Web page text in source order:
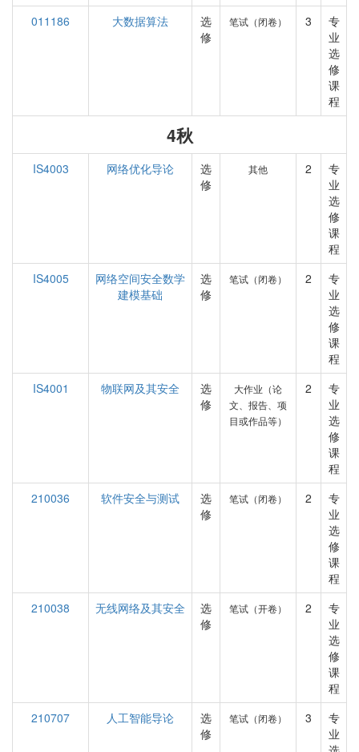
011186
大数据算法
选
修
笔试（闭卷） 3
专
业
选
修
课
程
4秋
IS4003 网络优化导论
选
修
其他 2
专
业
选
修
课
程
IS4005
网络空间安全数学
建模基础
选
修
笔试（闭卷） 2
专
业
选
修
课
程
IS4001
物联网及其安全
选
修
大作业（论
文、报告、项
目或作品等）
2
专
业
选
修
课
程
210036
软件安全与测试
选
修
笔试（闭卷） 2
专
业
选
修
课
程
210038
无线网络及其安全
选
修
笔试（开卷） 2
专
业
选
修
课
程
210707
人工智能导论
选
修
笔试（闭卷） 3
专
业